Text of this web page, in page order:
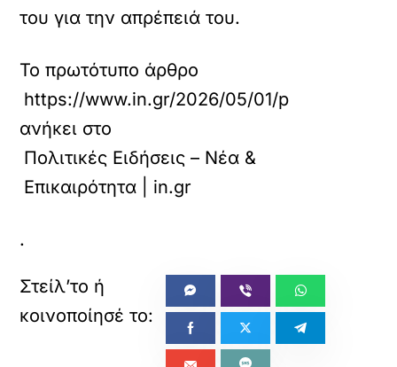
του για την απρέπειά του.
Το πρωτότυπο άρθρο
https://www.in.gr/2026/05/01/politics/
ανήκει στο
Πολιτικές Ειδήσεις – Νέα &
Επικαιρότητα | in.gr
.